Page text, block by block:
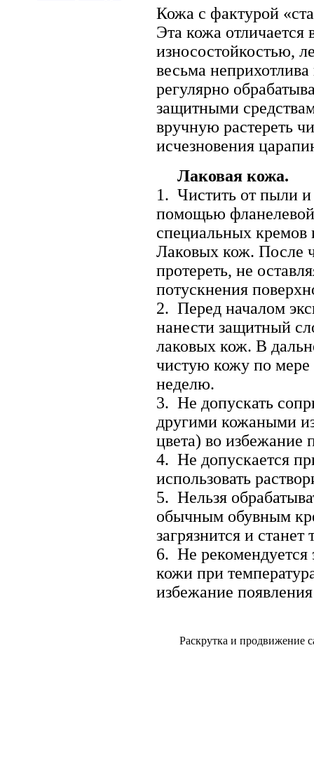
Кожа с фактурой
Эта кожа
износостойкостью,
весьма
регулярно
защитными
вручную растереть
исчезновения
Лаковая кожа.
1. Чистить от пыли
помощью
специальных кремов
Лаковых кож. После
протереть, не
потускнения
2. Перед началом
нанести защитный
лаковых кож. В
чистую кожу по мере
неделю.
3. Не допускать
другими кожаными
цвета) во избежание
4. Не допускается
использовать
5. Нельзя
обычным обувным
загрязнится и
6. Не рекомендуется
кожи при
избежание
Раскрутка и продвижение